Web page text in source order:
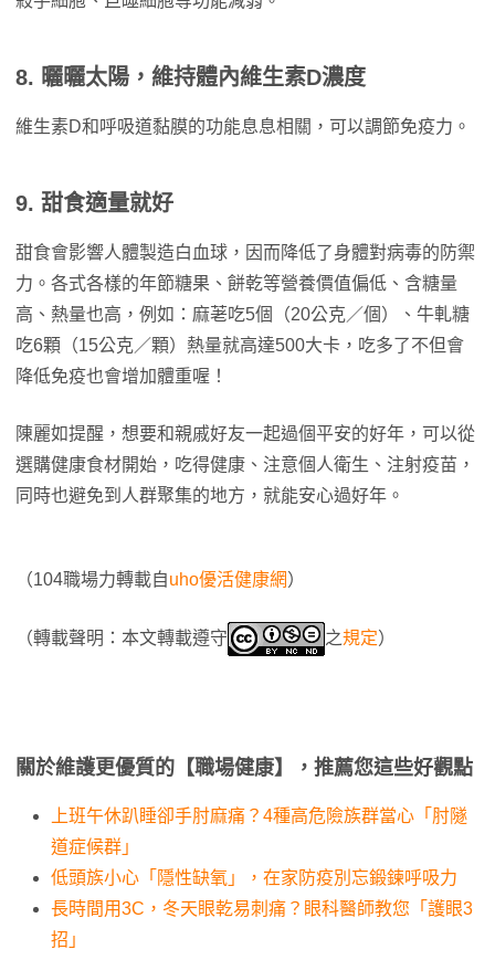
8. 曬曬太陽，維持體內維生素D濃度
維生素D和呼吸道黏膜的功能息息相關，可以調節免疫力。
9. 甜食適量就好
甜食會影響人體製造白血球，因而降低了身體對病毒的防禦
力。各式各樣的年節糖果、餅乾等營養價值偏低、含糖量
高、熱量也高，例如：麻荖吃5個（20公克／個）、牛軋糖
吃6顆（15公克／顆）熱量就高達500大卡，吃多了不但會
降低免疫也會增加體重喔！
陳麗如提醒，想要和親戚好友一起過個平安的好年，可以從
選購健康食材開始，吃得健康、注意個人衛生、注射疫苗，
同時也避免到人群聚集的地方，就能安心過好年。
（104職場力轉載自uho優活健康網）
（轉載聲明：本文轉載遵守 之規定）
關於維護更優質的【職場健康】，推薦您這些好觀點
上班午休趴睡卻手肘麻痛？4種高危險族群當心「肘隧
道症候群」
低頭族小心「隱性缺氧」，在家防疫別忘鍛鍊呼吸力
長時間用3C，冬天眼乾易刺痛？眼科醫師教您「護眼3
招」